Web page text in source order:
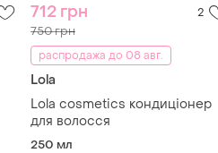
712 грн 2
750 грн
распродажа до 08 авг.
Lola
Lola cosmetics кондиціонер
для волосся
250 мл